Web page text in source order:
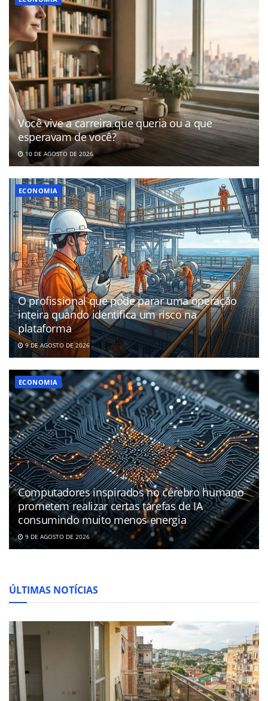
Você vive a carreira que queria ou a que
esperavam de você?
10 DE AGOSTO DE 2026
ECONOMIA
O profissional que pode parar uma operação
inteira quando identifica um risco na
plataforma
9 DE AGOSTO DE 2026
ECONOMIA
Computadores inspirados no cérebro humano
prometem realizar certas tarefas de IA
consumindo muito menos energia
9 DE AGOSTO DE 2026
ÚLTIMAS NOTÍCIAS